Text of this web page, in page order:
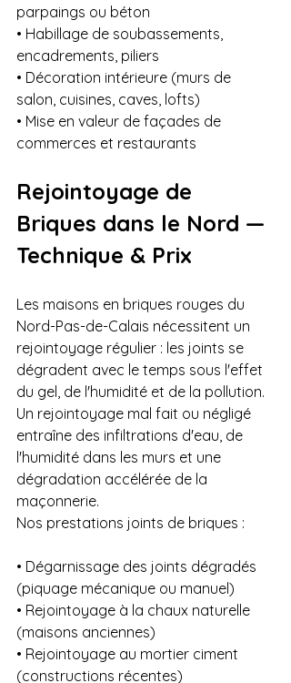
parpaings ou béton
• Habillage de soubassements,
encadrements, piliers
• Décoration intérieure (murs de
salon, cuisines, caves, lofts)
• Mise en valeur de façades de
commerces et restaurants
Rejointoyage de
Briques dans le Nord —
Technique & Prix
Les maisons en briques rouges du
Nord-Pas-de-Calais nécessitent un
rejointoyage régulier : les joints se
dégradent avec le temps sous l'effet
du gel, de l'humidité et de la pollution.
Un rejointoyage mal fait ou négligé
entraîne des infiltrations d'eau, de
l'humidité dans les murs et une
dégradation accélérée de la
maçonnerie.
Nos prestations joints de briques :
• Dégarnissage des joints dégradés
(piquage mécanique ou manuel)
• Rejointoyage à la chaux naturelle
(maisons anciennes)
• Rejointoyage au mortier ciment
(constructions récentes)